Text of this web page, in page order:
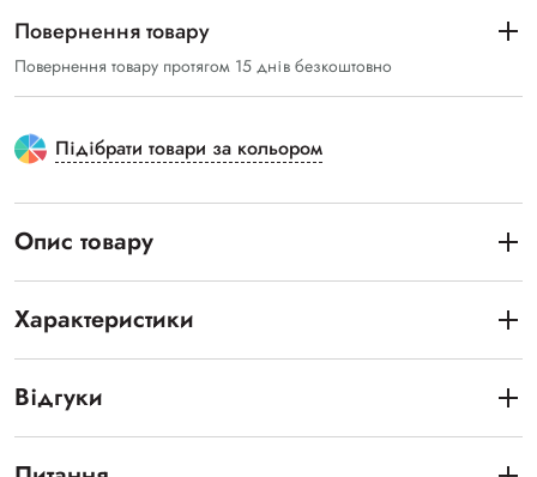
Повернення товару
Повернення товару протягом 15 днів безкоштовно
Підібрати товари за кольором
Опис товару
Характеристики
Відгуки